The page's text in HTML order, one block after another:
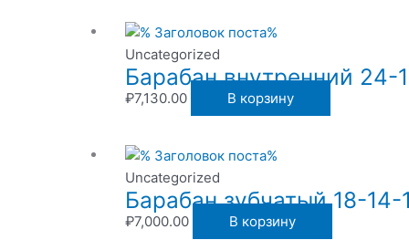
Uncategorized
Барабан внутренний 24-
₽7,130.00 В корзину
Uncategorized
Барабан зубчатый 18-14-
₽7,000.00 В корзину